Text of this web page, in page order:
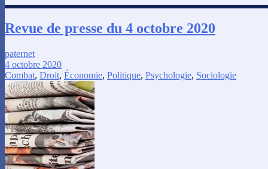
Revue de presse du 4 octobre 2020
paternet
4 octobre 2020
Combat, Droit, Économie, Politique, Psychologie, Sociologie